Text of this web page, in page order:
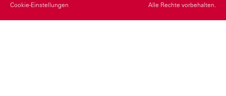
Cookie-Einstellungen
Alle Rechte vorbehalten.